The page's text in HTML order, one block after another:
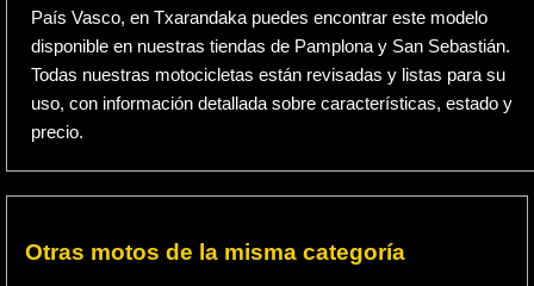
País Vasco, en Txarandaka puedes encontrar este modelo
disponible en nuestras tiendas de Pamplona y San Sebastián.
Todas nuestras motocicletas están revisadas y listas para su
uso, con información detallada sobre características, estado y
precio.
Otras motos de la misma categoría